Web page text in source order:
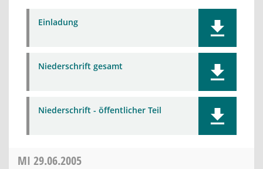
Einladung
Niederschrift gesamt
Niederschrift - öffentlicher Teil
MI 29.06.2005